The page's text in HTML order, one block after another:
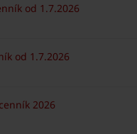
od 1.7.2026
od 1.7.2026
2026